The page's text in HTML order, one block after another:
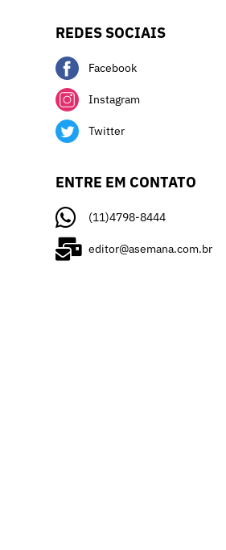
REDES SOCIAIS
Facebook
Instagram
Twitter
ENTRE EM CONTATO
(11)4798-8444
editor@asemana.com.br